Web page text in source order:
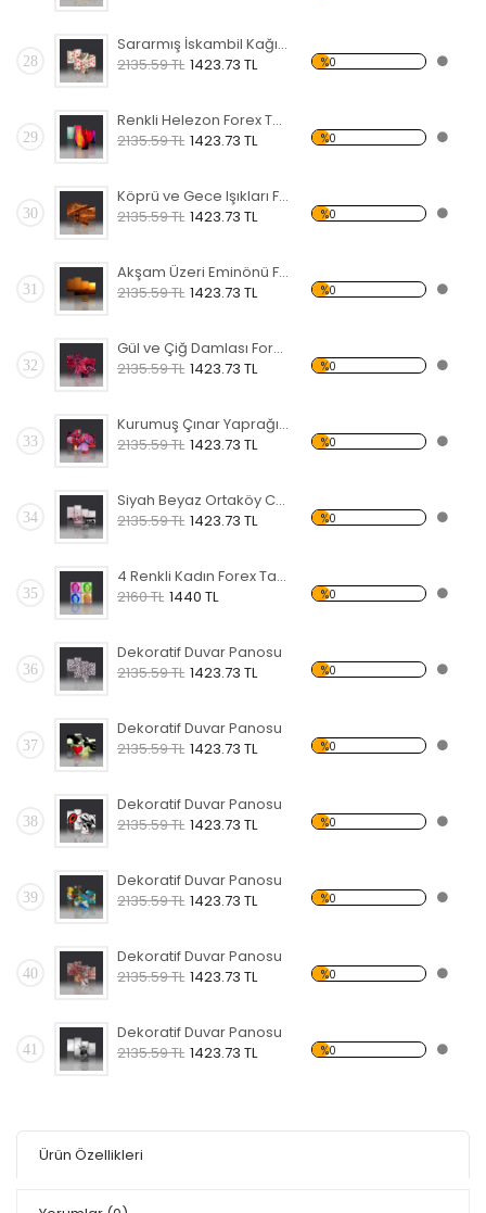
28
Sararmış İskambil Kağıtları Forex Tablo
2135.59 TL 1423.73 TL %0
29
Renkli Helezon Forex Tablo
2135.59 TL 1423.73 TL %0
30
Köprü ve Gece Işıkları Forex Tablo
2135.59 TL 1423.73 TL %0
31
Akşam Üzeri Eminönü Forex Tablo
2135.59 TL 1423.73 TL %0
32
Gül ve Çiğ Damlası Forex Tablo
2135.59 TL 1423.73 TL %0
33
Kurumuş Çınar Yaprağı ve Taş Forex Tablo
2135.59 TL 1423.73 TL %0
34
Siyah Beyaz Ortaköy Camii Forex Tablo
2135.59 TL 1423.73 TL %0
35
4 Renkli Kadın Forex Tablo
2160 TL 1440 TL %0
36
Dekoratif Duvar Panosu
2135.59 TL 1423.73 TL %0
37
Dekoratif Duvar Panosu
2135.59 TL 1423.73 TL %0
38
Dekoratif Duvar Panosu
2135.59 TL 1423.73 TL %0
39
Dekoratif Duvar Panosu
2135.59 TL 1423.73 TL %0
40
Dekoratif Duvar Panosu
2135.59 TL 1423.73 TL %0
41
Dekoratif Duvar Panosu
2135.59 TL 1423.73 TL %0
Ürün Özellikleri